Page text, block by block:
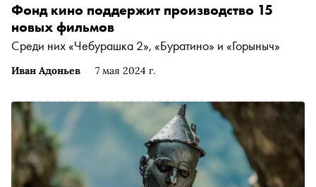
Иван Адоньев 7 мая 2024 г.
Фонд кино поддержит производство 15
новых фильмов
Среди них «Чебурашка 2», «Буратино» и «Горыныч»